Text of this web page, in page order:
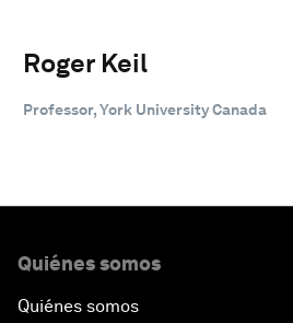
Roger Keil
Professor, York University Canada
Quiénes somos
Quiénes somos